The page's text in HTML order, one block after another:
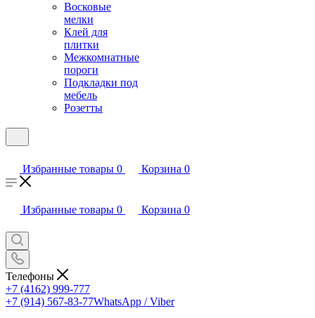
Восковые
мелки
Клей для
плитки
Межкомнатные
пороги
Подкладки под
мебель
Розетты
Избранные товары 0 Корзина 0
Избранные товары 0 Корзина 0
Телефоны
+7 (4162) 999-777
+7 (914) 567-83-77WhatsApp / Viber